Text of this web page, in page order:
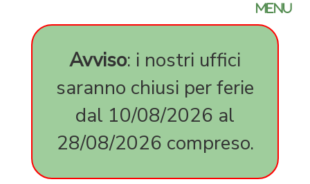
parità
di
online
45001
MENU
Avviso: i nostri uffici
saranno chiusi per ferie
dal 10/08/2026 al
28/08/2026 compreso.